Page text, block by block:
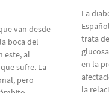
van desde
boca del
este, al
sufre. La
pero
La
trata
en la
la